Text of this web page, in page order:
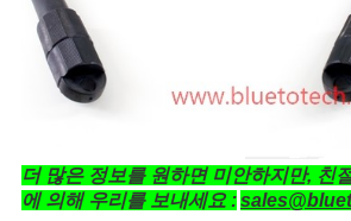
더 많은 정보를 원하면 미안하지만, 친
에 의해 우리를 보내세요 :